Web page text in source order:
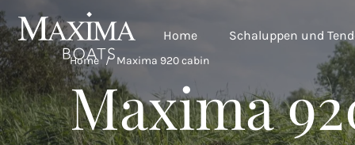
Home Schaluppen und
Home / Maxima 920 cabin
Maxima